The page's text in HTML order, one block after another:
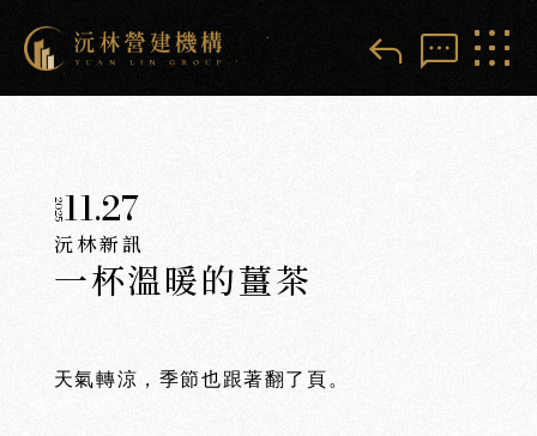
reply sms
202511.27
沅林新訊
一杯溫暖的薑茶
天氣轉涼，季節也跟著翻了頁。